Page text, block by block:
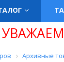
Архивные